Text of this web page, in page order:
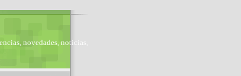
novedades, noticias,